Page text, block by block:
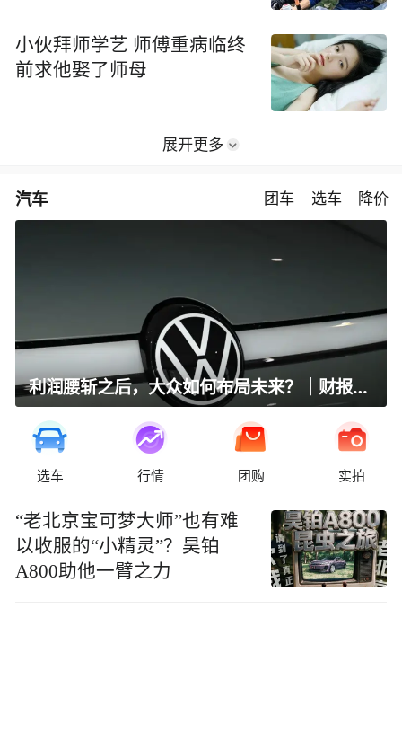
小伙拜师学艺 师傅重病临终
前求他娶了师母
展开更多
汽车 团车 选车 降价
利润腰斩之后，大众如何布局未来？｜财报全视角
选车 行情 团购 实拍
“老北京宝可梦大师”也有难
以收服的“小精灵”？昊铂
A800助他一臂之力